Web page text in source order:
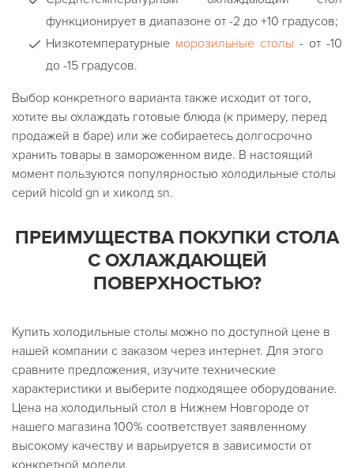
функционирует в диапазоне от -2 до +10 градусов;
Низкотемпературные морозильные столы - от -10
до -15 градусов.
Выбор конкретного варианта также исходит от того,
хотите вы охлаждать готовые блюда (к примеру, перед
продажей в баре) или же собираетесь долгосрочно
хранить товары в замороженном виде. В настоящий
момент пользуются популярностью холодильные столы
серий hicold gn и хиколд sn.
ПРЕИМУЩЕСТВА ПОКУПКИ СТОЛА
С ОХЛАЖДАЮЩЕЙ
ПОВЕРХНОСТЬЮ?
Купить холодильные столы можно по доступной цене в
нашей компании с заказом через интернет. Для этого
сравните предложения, изучите технические
характеристики и выберите подходящее оборудование.
Цена на холодильный стол в Нижнем Новгороде от
нашего магазина 100% соответствует заявленному
высокому качеству и варьируется в зависимости от
конкретной модели.